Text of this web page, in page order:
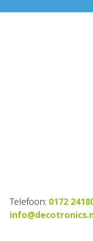
Telefoon: 0172